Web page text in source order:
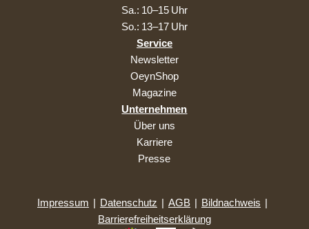
Sa.: 10–15 Uhr
So.: 13–17 Uhr
Service
Newsletter
OeynShop
Magazine
Unternehmen
Über uns
Karriere
Presse
Impressum | Datenschutz | AGB | Bildnachweis |
Barrierefreiheitserklärung